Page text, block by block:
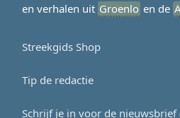
en verhalen uit Groenlo en de
Streekgids Shop
Tip de redactie
Schrijf je in voor de nieuwsbrief